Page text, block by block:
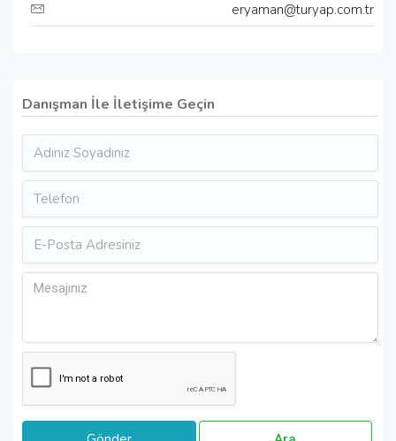
eryaman@turyap.com.tr
Danışman İle İletişime Geçin